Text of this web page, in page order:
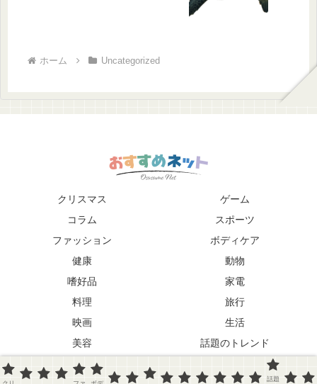
ホーム Uncategorized
クリスマス
ゲーム
コラム
スポーツ
ファッション
ボディケア
健康
動物
嗜好品
家電
料理
旅行
映画
生活
美容
話題のトレンド
趣味
話題